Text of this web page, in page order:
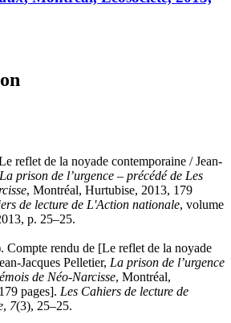
reflet de la noyade contemporaine /Jean-
La prison de l’urgence – précédé de Les
, Montréal, Hurtubise, 2013, 179
de lecture de L'Action nationale, volume
p. 25–25.
Compte rendu de [Le reflet de la noyade
Jacques Pelletier, La prison de l’urgence
de Néo-Narcisse, Montréal,
pages]. Les Cahiers de lecture de
, 7(3), 25–25.